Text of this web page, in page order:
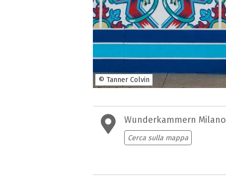
© Tanner Colvin
Wunderkammern Milano
Cerca sulla mappa